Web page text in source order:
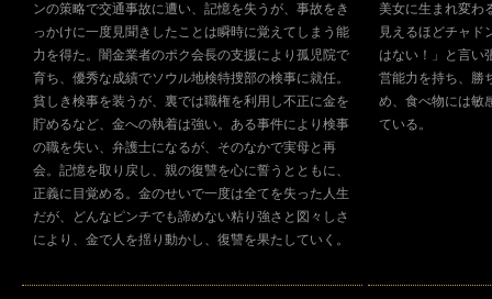
ンの策略で交通事故に遭い、記憶を失うが、事故をき
っかけに一度見聞きしたことは瞬時に覚えてしまう能
力を得た。闇金業者のポク会長の支援により孤児院で
育ち、優秀な成績でソウル地検特捜部の検事に就任。
貧しき検事を装うが、裏では職権を利用し不正に金を
貯めるなど、金への執着は強い。ある事件により検事
の職を失い、弁護士になるが、そのなかで実母と再
会。記憶を取り戻し、親の復讐を心に誓うとともに、
正義に目覚める。金のせいで一度は全てを失った人生
だが、どんなピンチでも諦めない粘り強さと図々しさ
により、金で人を揺り動かし、復讐を果たしていく。
美女に生まれ変わ
見えるほどチャド
はない！」と言い
営能力を持ち、勝
め、食べ物には敏
ている。